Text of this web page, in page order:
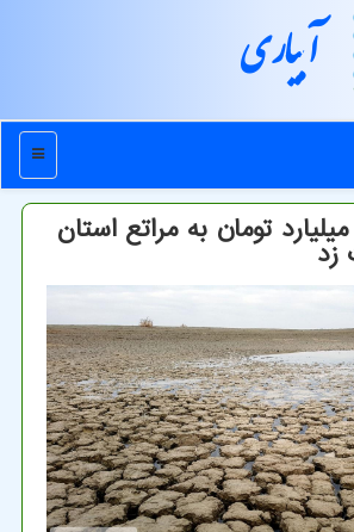
آبیاری
منو
خشكسالی 85 میلیارد تومان به مراتع استان
زد